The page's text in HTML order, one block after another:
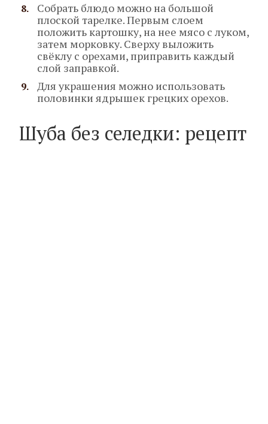
Собрать блюдо можно на большой
плоской тарелке. Первым слоем
положить картошку, на нее мясо с луком,
затем морковку. Сверху выложить
свёклу с орехами, приправить каждый
слой заправкой.
Для украшения можно использовать
половинки ядрышек грецких орехов.
Шуба без селедки: рецепт